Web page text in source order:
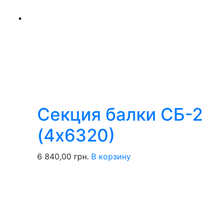
Секция балки СБ-2
(4х6320)
6 840,00 грн. В корзину